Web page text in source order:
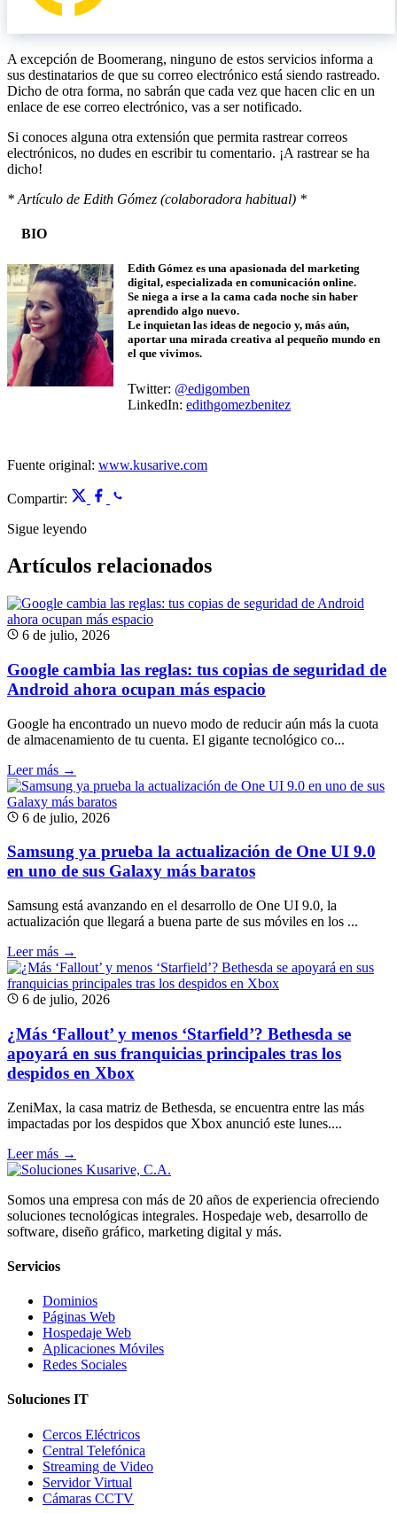
A excepción de Boomerang, ninguno de estos servicios informa a
sus destinatarios de que su correo electrónico está siendo rastreado.
Dicho de otra forma, no sabrán que cada vez que hacen clic en un
enlace de ese correo electrónico, vas a ser notificado.
Si conoces alguna otra extensión que permita rastrear correos
electrónicos, no dudes en escribir tu comentario. ¡A rastrear se ha
dicho!
* Artículo de Edith Gómez (colaboradora habitual) *
BIO
Edith Gómez es una apasionada del marketing
digital, especializada en comunicación online.
Se niega a irse a la cama cada noche sin haber
aprendido algo nuevo.
Le inquietan las ideas de negocio y, más aún,
aportar una mirada creativa al pequeño mundo en
el que vivimos.
Twitter: @edigomben
LinkedIn: edithgomezbenitez
Fuente original: www.kusarive.com
Compartir:
Sigue leyendo
Artículos relacionados
6 de julio, 2026
Google cambia las reglas: tus copias de seguridad de
Android ahora ocupan más espacio
Google ha encontrado un nuevo modo de reducir aún más la cuota
de almacenamiento de tu cuenta. El gigante tecnológico co...
Leer más →
6 de julio, 2026
Samsung ya prueba la actualización de One UI 9.0
en uno de sus Galaxy más baratos
Samsung está avanzando en el desarrollo de One UI 9.0, la
actualización que llegará a buena parte de sus móviles en los ...
Leer más →
6 de julio, 2026
¿Más ‘Fallout’ y menos ‘Starfield’? Bethesda se
apoyará en sus franquicias principales tras los
despidos en Xbox
ZeniMax, la casa matriz de Bethesda, se encuentra entre las más
impactadas por los despidos que Xbox anunció este lunes....
Leer más →
Somos una empresa con más de 20 años de experiencia ofreciendo
soluciones tecnológicas integrales. Hospedaje web, desarrollo de
software, diseño gráfico, marketing digital y más.
Servicios
Dominios
Páginas Web
Hospedaje Web
Aplicaciones Móviles
Redes Sociales
Soluciones IT
Cercos Eléctricos
Central Telefónica
Streaming de Video
Servidor Virtual
Cámaras CCTV